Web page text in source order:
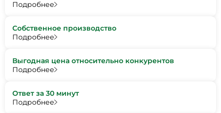
Подробнее
Собственное производство
Подробнее
Выгодная цена относительно конкурентов
Подробнее
Ответ за 30 минут
Подробнее